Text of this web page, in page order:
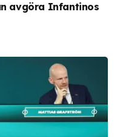
avgöra Infantinos